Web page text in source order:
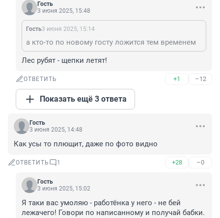
Гость
3 июня 2025, 15:48
Гость3 июня 2025, 15:14
а кто-то по новому госту ложится тем временем
Лес рубят - щепки летят!
ОТВЕТИТЬ +1 –12
Показать ещё 3 ответа
Гость
3 июня 2025, 14:48
Как усы то плющит, даже по фото видно
ОТВЕТИТЬ 1 +28 –0
Гость
3 июня 2025, 15:02
Я таки вас умоляю - работёнка у него - не бей
лежачего! Говори по написанному и получай бабки.